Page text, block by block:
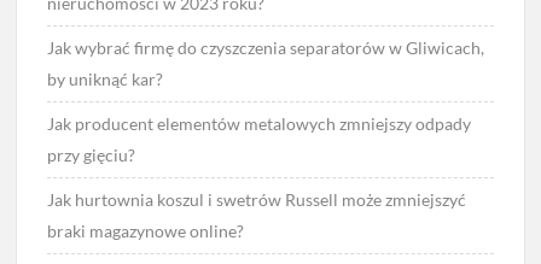
Jak wybrać firmę do czyszczenia separatorów w Gliwicach,
by uniknąć kar?
Jak producent elementów metalowych zmniejszy odpady
przy gięciu?
Jak hurtownia koszul i swetrów Russell może zmniejszyć
braki magazynowe online?